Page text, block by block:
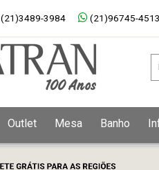
(21)3489-3984 (21)96745-4513
Outlet Mesa Banho